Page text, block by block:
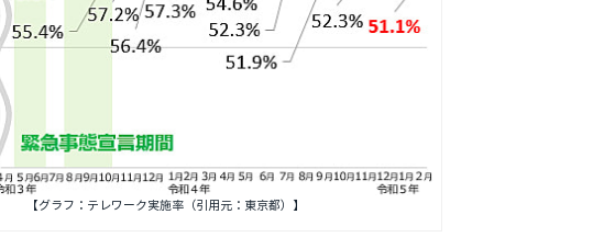
【グラフ：テレワーク実施率（引用元：東京都）】